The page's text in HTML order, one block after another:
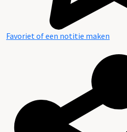
Favoriet of een notitie maken